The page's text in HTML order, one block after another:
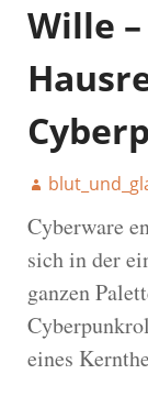
Wille
Cyberware
sich in der
ganzen
eines